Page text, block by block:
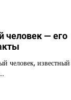
человек — его
человек, известный